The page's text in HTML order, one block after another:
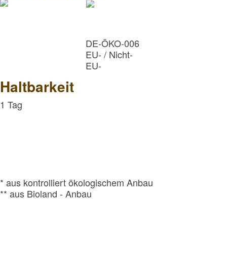
Haltbarkeit
1 Tag
* aus kontrolliert ökologischem Anbau
** aus Bioland - Anbau
DE-ÖKO-006
EU- / Nicht-
EU-